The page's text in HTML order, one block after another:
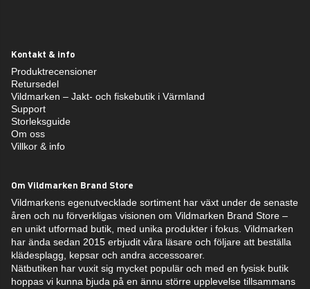
Kontakt & info
Produktrecensioner
Retursedel
Vildmarken – Jakt- och fiskebutik i Värmland
Support
Storleksguide
Om oss
Villkor & info
Om Vildmarken Brand Store
Vildmarkens egenutvecklade sortiment har växt under de senaste
åren och nu förverkligas visionen om Vildmarken Brand Store –
en unikt utformad butik, med unika produkter i fokus. Vildmarken
har ända sedan 2015 erbjudit våra läsare och följare att beställa
klädesplagg, kepsar och andra accessoarer.
Nätbutiken har vuxit sig mycket populär och med en fysisk butik
hoppas vi kunna bjuda på en ännu större upplevelse tillsammans